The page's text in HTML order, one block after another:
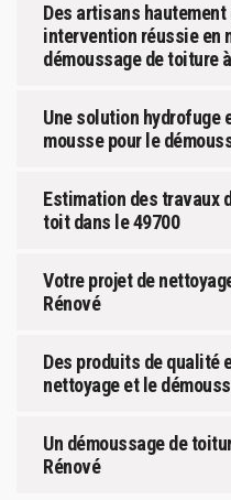
Des artisans
intervention réussie en
démoussage de toiture
Une solution hydrofuge
mousse pour le
Estimation des travaux
toit dans le 49700
Votre projet de
Rénové
Des produits de qualité
nettoyage et le
Un démoussage de
Rénové